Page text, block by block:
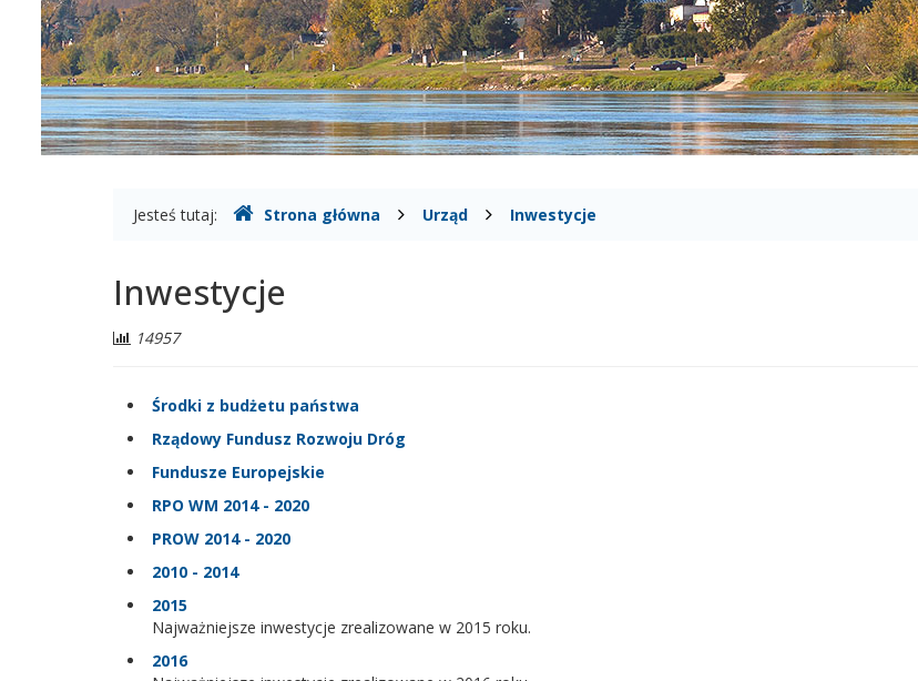
Gdzie
Jesteś tutaj: Strona główna Urząd Inwestycje
Inwestycje
Liczba
14957
Środki z budżetu państwa
Rządowy Fundusz Rozwoju Dróg
Fundusze Europejskie
RPO WM 2014 - 2020
PROW 2014 - 2020
2010 - 2014
2015
Najważniejsze inwestycje zrealizowane w 2015 roku.
2016